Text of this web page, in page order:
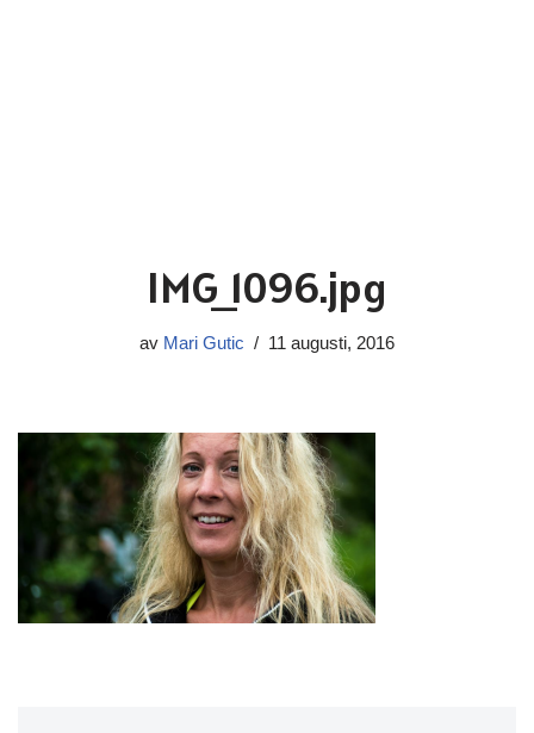
IMG_1096.jpg
av Mari Gutic 11 augusti, 2016